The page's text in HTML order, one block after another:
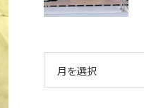
月を選択